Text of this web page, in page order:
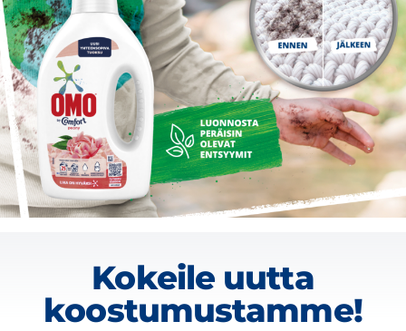
Kokeile uutta
koostumustamme!